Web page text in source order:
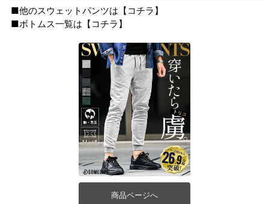
■他のスウェットパンツは【 コチラ 】
■ボトムス一覧は【 コチラ 】
商品ページへ